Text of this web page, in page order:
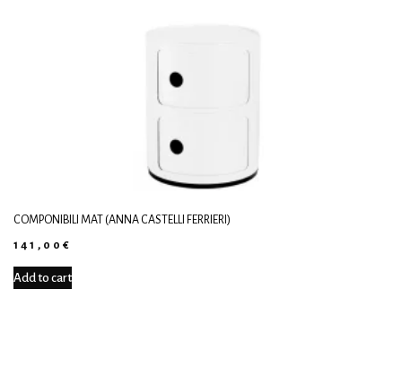
COMPONIBILI MAT (ANNA CASTELLI FERRIERI)
141,00€
Add to cart